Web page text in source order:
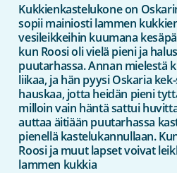
Kukkienkastelukone on
sopii mainiosti lammen
vesileikkeihin kuumana
kun Roosi oli vielä pieni ja
puutarhassa. Annan mielestä
liikaa, ja hän pyysi Oskaria
hauskaa, jotta heidän pieni
milloin vain häntä sattui
auttaa äitiään puutarhassa
pienellä kastelukannullaan.
Roosi ja muut lapset voivat
lammen kukkia